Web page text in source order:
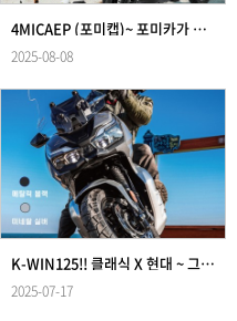
4MICAEP (포미캡)~ 포미카가 포미캡으로 기종명이 변경되었습니다! *^^*
2025-08-08
K-WIN125!! 클래식 X 현대 ~ 그 경계 위에서!!!
2025-07-17